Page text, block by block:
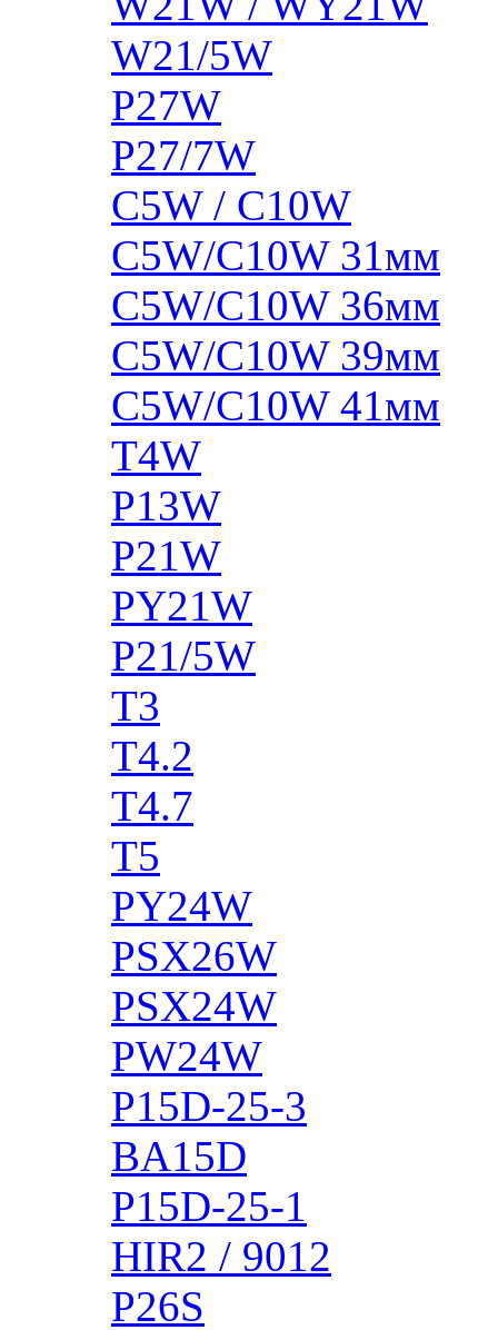
W21/5W
P27W
P27/7W
C5W / C10W
C5W/C10W 31мм
C5W/C10W 36мм
C5W/C10W 39мм
C5W/C10W 41мм
T4W
P13W
P21W
PY21W
P21/5W
T3
T4.2
T4.7
T5
PY24W
PSX26W
PSX24W
PW24W
P15D-25-3
BA15D
P15D-25-1
HIR2 / 9012
P26S